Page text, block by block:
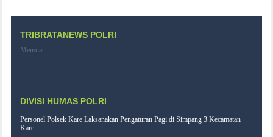
TRIBRATANEWS POLRI
Memuat...
DIVISI HUMAS POLRI
Personel Polsek Kare Laksanakan Pengaturan Pagi di Simpang 3 Kecamatan
Kare